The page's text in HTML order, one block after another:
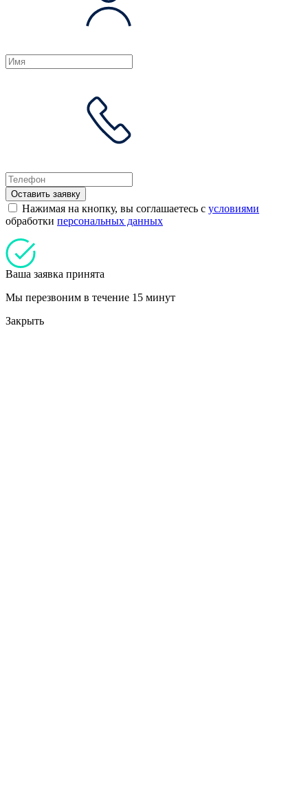
Оставить заявку
Нажимая на кнопку, вы соглашаетесь с условиями
обработки персональных данных
Ваша заявка принята
Мы перезвоним в течение 15 минут
Закрыть